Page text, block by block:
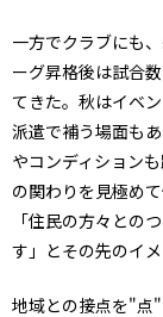
一方でクラブにも
ーグ昇格後は試合
てきた。秋はイベ
派遣で補う場面も
やコンディション
の関わりを見極め
「住民の方々との
す」とその先のイメ
地域との接点を"点